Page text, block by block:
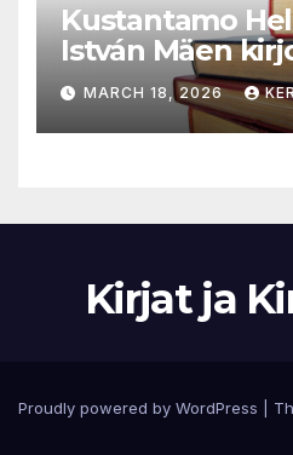
Kustantamo
István Mäen
myynnistä
MARCH 18, 2026
Kirjat ja
Proudly powered by WordPress